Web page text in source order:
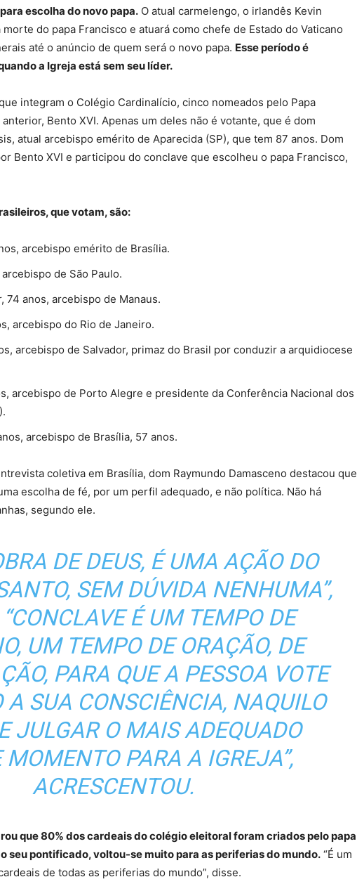
escolha do novo papa. O atual carmelengo, o irlandês Kevin
do papa Francisco e atuará como chefe de Estado do Vaticano
até o anúncio de quem será o novo papa. Esse período é
a Igreja está sem seu líder.
integram o Colégio Cardinalício, cinco nomeados pelo Papa
Bento XVI. Apenas um deles não é votante, que é dom
atual arcebispo emérito de Aparecida (SP), que tem 87 anos. Dom
Bento XVI e participou do conclave que escolheu o papa Francisco,
que votam, são:
arcebispo emérito de Brasília.
de São Paulo.
74 anos, arcebispo de Manaus.
arcebispo do Rio de Janeiro.
arcebispo de Salvador, primaz do Brasil por conduzir a arquidiocese
arcebispo de Porto Alegre e presidente da Conferência Nacional dos
arcebispo de Brasília, 57 anos.
coletiva em Brasília, dom Raymundo Damasceno destacou que
escolha de fé, por um perfil adequado, e não política. Não há
segundo ele.
DE DEUS, É UMA AÇÃO DO
SEM DÚVIDA NENHUMA”,
É UM TEMPO DE
UM TEMPO DE ORAÇÃO, DE
PARA QUE A PESSOA VOTE
A SUA CONSCIÊNCIA, NAQUILO
JULGAR O MAIS ADEQUADO
MOMENTO PARA A IGREJA”,
ACRESCENTOU.
que 80% dos cardeais do colégio eleitoral foram criados pelo papa
seu pontificado, voltou-se muito para as periferias do mundo. “É um
de todas as periferias do mundo”, disse.